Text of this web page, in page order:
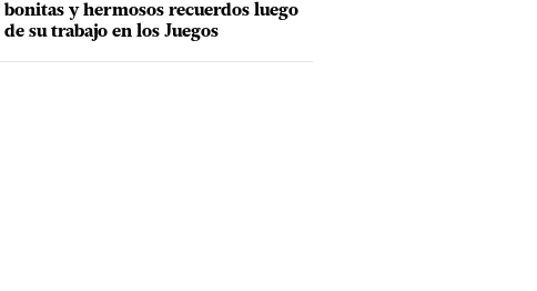
bonitas y hermosos recuerdos luego
de su trabajo en los Juegos